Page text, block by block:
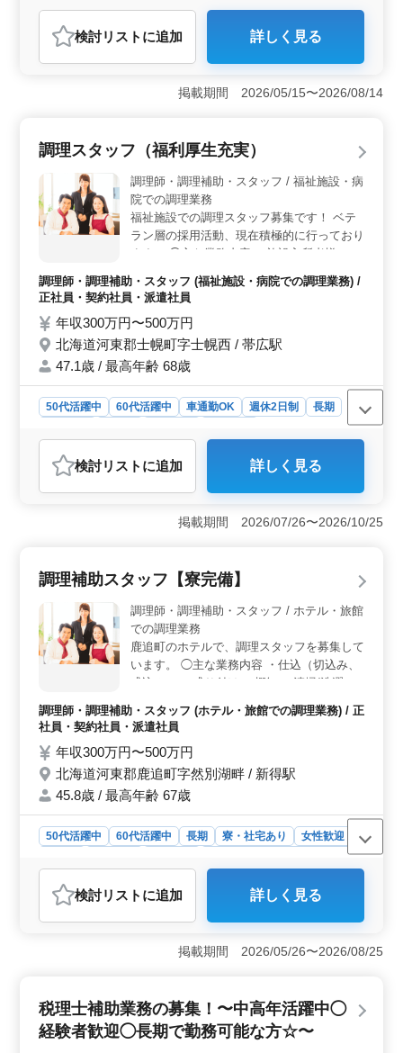
おすすめポイント
＜自動車整備士募集＞ 整備工場での自動車整備士を中
高年の方に積極的にお迎えします。勤務地は北海道河東
郡音更町木野大通東で、最寄り駅は帯広駅です。普通自
動車の整備・修理、車の回送(引取り・納車)、清掃などの
可能で交通費も支給されます。勤務形態は正社員または
には雇用、労災、健康、厚生が含まれています。週5〜6
日のシフト制です。 ＜会社情報＞ 会社は新車・中
古車の販売から車検、修理、板金塗装、損害保険代理業
まで幅広い自動車関連のサービスを提供しています。平
均年齢は49.8歳で、男性が7割、女性が3割で構成されて
います。受動喫煙対策として禁煙が実施されています。
検討リスト に追加 詳しく見る
掲載期間 2026/05/15〜2026/08/14
調理スタッフ（福利厚生充実）
調理師・調理補助・スタッフ / 福祉施設・病
院での調理業務
福祉施設での調理スタッフ募集です！ ベテ
ラン層の採用活動、現在積極的に行っており
ます。 ◯主な業務内容 ・施設入所者様へ向
けた食事提供業務 ・調理業務 ・調理補助業
務 ・盛付けとテーブルセット ・食器洗浄業
務等 ＊無料駐車場あり ＊制服貸与・食事補
助制度あります。 ＊自動車保険補助制度あ
ります。 簡単な作業から行っていただきま
すので、ブランクのある方でも安心してご応
お仕事です。
調理師・調理補助・スタッフ (福祉施設・病院での調理業務) /
正社員・契約社員・派遣社員
年収300万円〜500万円
北海道河東郡士幌町字士幌西 / 帯広駅
47.1歳 / 最高年齢 68歳
50代活躍中 60代活躍中 車通勤OK 週休2日制
長期
おすすめポイント
＜高い年収と充実した福利厚生＞ 年収300万円〜500万
円と高い給与設定に加え、雇用保険、労災保険、健康保
険、厚生年金の各種保険が完備されており、退職金制度
時間＞ 勤務時間は5時00分〜14時00分または9時00分〜
18時00分のシフト制です。完全週休二日シフト制や有給
休暇もあり、プライベートとのバランスが取りやすい環
境です。残業も月20時間程度と少なめです。 ＜通勤
の利便性と各種補助制度＞ 無料駐車場が完備されてお
り、車通勤が可能です。また、制服貸与や食事補助制
ートが充実しています。ブランクのある方でも安心して
働ける職場です。
検討リスト に追加 詳しく見る
掲載期間 2026/07/26〜2026/10/25
調理補助スタッフ【寮完備】
調理師・調理補助・スタッフ / ホテル・旅館
での調理業務
鹿追町のホテルで、調理スタッフを募集して
います。 ◯主な業務内容 ・仕込（切込み、
盛込み） ・盛り付け ・棚卸 ・清掃/洗濯 ・
食器洗い ・従業員の食事作り など 修学旅行
生が訪れることもあり、活気あふれる職場で
す。 お客様の思い出を一緒に作り上げませ
んか？ ＊単身寮・世帯寮完備 ＊無料駐車場
あり ＊温泉入浴無料
調理師・調理補助・スタッフ (ホテル・旅館での調理業務) / 正
社員・契約社員・派遣社員
年収300万円〜500万円
北海道河東郡鹿追町字然別湖畔 / 新得駅
45.8歳 / 最高年齢 67歳
50代活躍中 60代活躍中 長期 寮・社宅あり
女性歓迎
調理師・調理補助・スタッフ
おすすめポイント
＜ライフスタイルの安定性＞ 駐車場利用が無料で、寮
も提供されています。また、50代や60代の方々も活躍し
ている職場であり、年齢に関わらず安定した仕事を探し
ている方に最適です。福利厚生も充実しており、ライフ
職場環境で、日々の仕事にやりがいを感じられるはずで
す。自分の手で食事を提供する喜びや、お客様からの感
謝の言葉を受け取る瞬間は、大きな達成感をもたらしま
検討リスト に追加 詳しく見る
掲載期間 2026/05/26〜2026/08/25
税理士補助業務の募集！〜中高年活躍中◯
経験者歓迎◯長期で勤務可能な方☆〜